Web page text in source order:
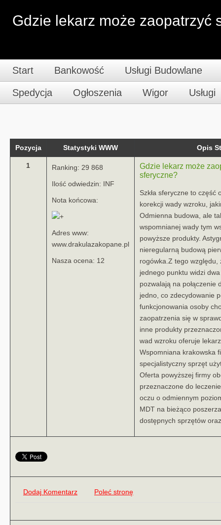
Gdzie lekarz może zaopatrzyć
Start Bankowość Usługi Budowlane
Spedycja Ogłoszenia Wigor Usługi
Pozycja Statystyki WWW Opis
1 Ranking: 29 868
Ilość odwiedzin: INF
Nota końcowa:
Adres www:
www.drakulazakopane.pl
Nasza ocena: 12
Gdzie lekarz może
sferyczne?
Szkła sferyczne to część
korekcji wady wzroku,
Odmienna budowa, ale
wspomnianej wady tym
powyższe produkty.
nieregularną budową
rogówka.Z tego
jednego punktu widzi
pozwalają na połączenie
jedno, co zdecydowanie
funkcjonowania osoby
zaopatrzenia się w
inne produkty
wad wzroku oferuje
Wspomniana krakowska
specjalistyczny sprzęt
Oferta powyższej firmy
przeznaczone do
oczu o odmiennym
MDT na bieżąco
dostępnych sprzętów
Dodaj Komentarz Poleć stronę